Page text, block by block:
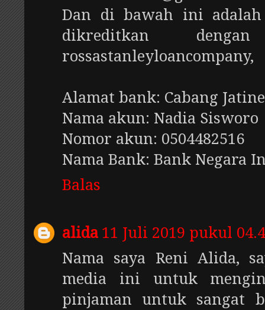
Dan di bawah ini
dikreditkan
rossastanleyloancompany,
Alamat bank: Cabang
Nama akun: Nadia Sisworo
Nomor akun: 0504482516
Nama Bank: Bank Negara
Balas
alida 11 Juli 2019 pukul
Nama saya Reni Alida,
media ini untuk
pinjaman untuk sangat